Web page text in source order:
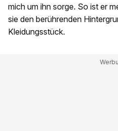
mich um ihn sorge. So ist er
sie den berührenden
Kleidungsstück.